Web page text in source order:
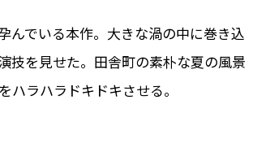
んでいる本作。大きな渦の中に巻き込
技を見せた。田舎町の素朴な夏の風景
ラハラドキドキさせる。